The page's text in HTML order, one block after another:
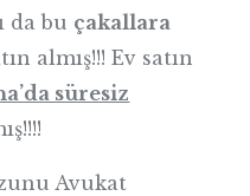
da bu çakallara
almış!!! Ev satın
süresiz
Avukat